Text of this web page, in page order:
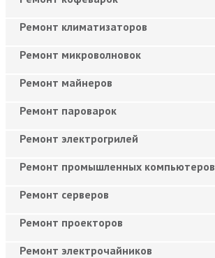
Ремонт климатизаторов
Ремонт микроволновок
Ремонт майнеров
Ремонт пароварок
Ремонт электрогрилей
Ремонт промышленных компьютеров
Ремонт серверов
Ремонт проекторов
Ремонт электрочайников